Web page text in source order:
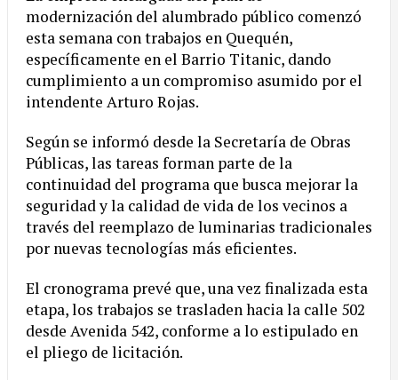
modernización del alumbrado público comenzó
esta semana con trabajos en Quequén,
específicamente en el Barrio Titanic, dando
cumplimiento a un compromiso asumido por el
intendente Arturo Rojas.
Según se informó desde la Secretaría de Obras
Públicas, las tareas forman parte de la
continuidad del programa que busca mejorar la
seguridad y la calidad de vida de los vecinos a
través del reemplazo de luminarias tradicionales
por nuevas tecnologías más eficientes.
El cronograma prevé que, una vez finalizada esta
etapa, los trabajos se trasladen hacia la calle 502
desde Avenida 542, conforme a lo estipulado en
el pliego de licitación.